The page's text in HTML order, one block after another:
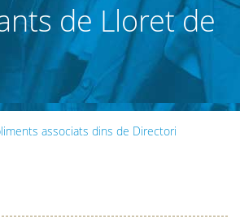
de Lloret de
associats dins de Directori